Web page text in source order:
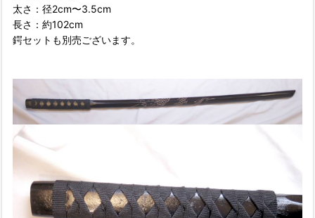
太さ：径2cm〜3.5cm
長さ：約102cm
鍔セットも別売ございます。